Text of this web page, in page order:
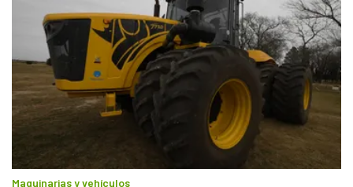
Maquinarias y vehículos